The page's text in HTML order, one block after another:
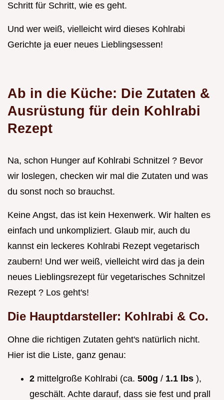
Schritt für Schritt, wie es geht.
Und wer weiß, vielleicht wird dieses Kohlrabi
Gerichte ja euer neues Lieblingsessen!
Ab in die Küche: Die Zutaten &
Ausrüstung für dein Kohlrabi
Rezept
Na, schon Hunger auf Kohlrabi Schnitzel ? Bevor
wir loslegen, checken wir mal die Zutaten und was
du sonst noch so brauchst.
Keine Angst, das ist kein Hexenwerk. Wir halten es
einfach und unkompliziert. Glaub mir, auch du
kannst ein leckeres Kohlrabi Rezept vegetarisch
zaubern! Und wer weiß, vielleicht wird das ja dein
neues Lieblingsrezept für vegetarisches Schnitzel
Rezept ? Los geht's!
Die Hauptdarsteller: Kohlrabi & Co.
Ohne die richtigen Zutaten geht's natürlich nicht.
Hier ist die Liste, ganz genau:
2 mittelgroße Kohlrabi (ca. 500g / 1.1 lbs ),
geschält. Achte darauf, dass sie fest und prall